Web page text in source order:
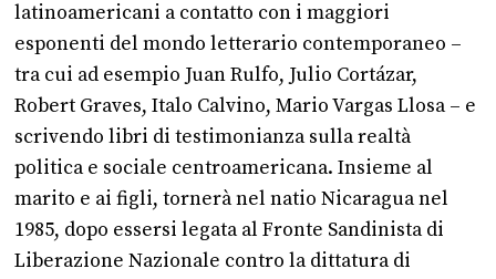
latinoamericani a contatto con i maggiori
esponenti del mondo letterario contemporaneo –
tra cui ad esempio Juan Rulfo, Julio Cortázar,
Robert Graves, Italo Calvino, Mario Vargas Llosa – e
scrivendo libri di testimonianza sulla realtà
politica e sociale centroamericana. Insieme al
marito e ai figli, tornerà nel natio Nicaragua nel
1985, dopo essersi legata al Fronte Sandinista di
Liberazione Nazionale contro la dittatura di